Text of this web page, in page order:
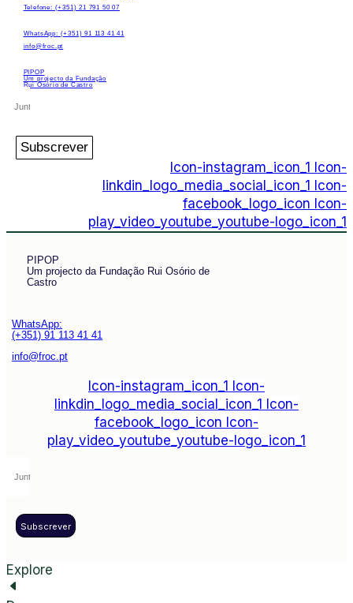
Telefone: (+351) 21 791 50 07
WhatsApp: (+351) 91 113 41 41
info@froc.pt
PIPOP
Um projecto da Fundação
Rui Osório de Castro
Subscrever
Icon-instagram_icon_1 Icon-
linkdin_logo_media_social_icon_1 Icon-
facebook_logo_icon Icon-
play_video_youtube_youtube-logo_icon_1
PIPOP
Um projecto da Fundação Rui Osório de
Castro
WhatsApp:
(+351) 91 113 41 41
info@froc.pt
Icon-instagram_icon_1 Icon-
linkdin_logo_media_social_icon_1 Icon-
facebook_logo_icon Icon-
play_video_youtube_youtube-logo_icon_1
Subscrever
Explore